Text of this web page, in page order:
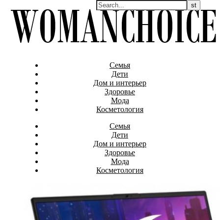
Семья
Дети
Дом и интерьер
Здоровье
Мода
Косметология
Семья
Дети
Дом и интерьер
Здоровье
Мода
Косметология